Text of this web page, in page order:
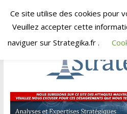
Skip
vendredi, août
Strategika
Ce site utilise des cookies pour
Veuillez accepter cette
naviguer sur Strategika.fr .